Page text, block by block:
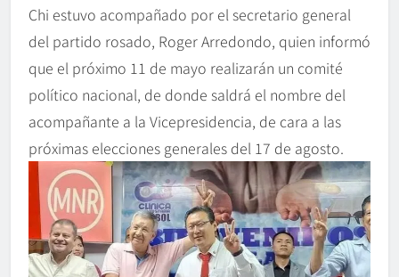
Chi estuvo acompañado por el secretario general
del partido rosado, Roger Arredondo, quien informó
que el próximo 11 de mayo realizarán un comité
político nacional, de donde saldrá el nombre del
acompañante a la Vicepresidencia, de cara a las
próximas elecciones generales del 17 de agosto.